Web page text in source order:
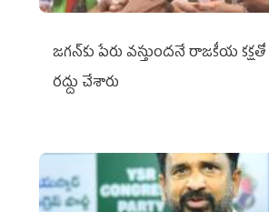
జగన్‌కు పేరు వస్తుందనే రాజకీయ కక్షతో
రద్దు చేశారు